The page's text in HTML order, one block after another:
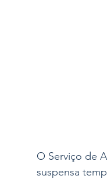
O Serviço de
suspensa